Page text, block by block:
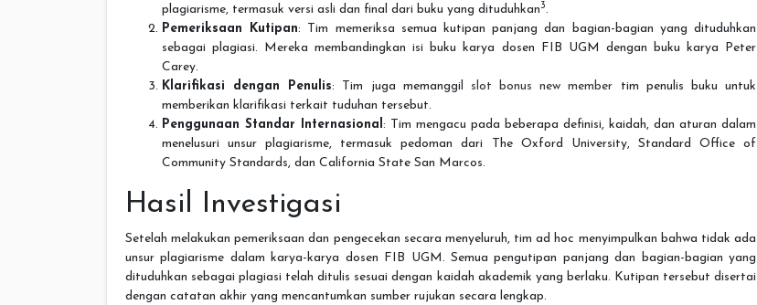
plagiarisme, termasuk versi asli dan final dari buku yang dituduhkan3.
Pemeriksaan Kutipan: Tim memeriksa semua kutipan panjang dan bagian-bagian yang dituduhkan
sebagai plagiasi. Mereka membandingkan isi buku karya dosen FIB UGM dengan buku karya Peter
Carey.
Klarifikasi dengan Penulis: Tim juga memanggil slot bonus new member tim penulis buku untuk
memberikan klarifikasi terkait tuduhan tersebut.
Penggunaan Standar Internasional: Tim mengacu pada beberapa definisi, kaidah, dan aturan dalam
menelusuri unsur plagiarisme, termasuk pedoman dari The Oxford University, Standard Office of
Community Standards, dan California State San Marcos.
Hasil Investigasi
Setelah melakukan pemeriksaan dan pengecekan secara menyeluruh, tim ad hoc menyimpulkan bahwa tidak ada
unsur plagiarisme dalam karya-karya dosen FIB UGM. Semua pengutipan panjang dan bagian-bagian yang
dituduhkan sebagai plagiasi telah ditulis sesuai dengan kaidah akademik yang berlaku. Kutipan tersebut disertai
dengan catatan akhir yang mencantumkan sumber rujukan secara lengkap.